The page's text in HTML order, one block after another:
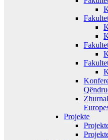
Projekte